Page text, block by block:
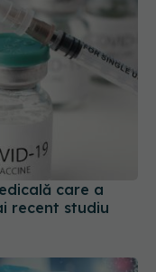
recent studiu